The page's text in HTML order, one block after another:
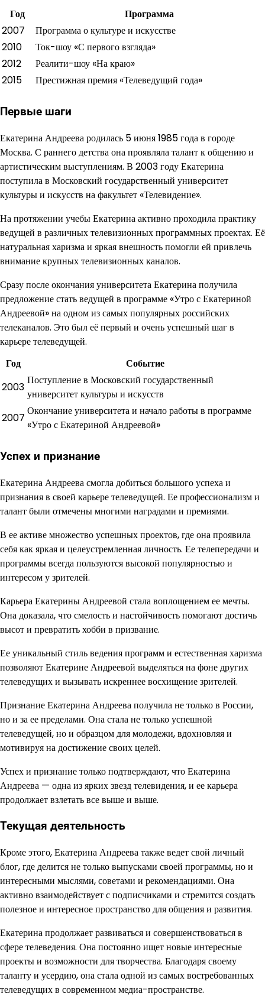
Год
Программа
2007
Программа о культуре и искусстве
2010
Ток-шоу «С первого взгляда»
2012
Реалити-шоу «На краю»
2015
Престижная премия «Телеведущий года»
Первые шаги
Екатерина Андреева родилась 5 июня 1985 года в городе
Москва. С раннего детства она проявляла талант к общению и
артистическим выступлениям. В 2003 году Екатерина
поступила в Московский государственный университет
культуры и искусств на факультет «Телевидение».
На протяжении учебы Екатерина активно проходила практику
ведущей в различных телевизионных программных проектах. Её
натуральная харизма и яркая внешность помогли ей привлечь
внимание крупных телевизионных каналов.
Сразу после окончания университета Екатерина получила
предложение стать ведущей в программе «Утро с Екатериной
Андреевой» на одном из самых популярных российских
телеканалов. Это был её первый и очень успешный шаг в
карьере телеведущей.
Год
Событие
2003
Поступление в Московский государственный
университет культуры и искусств
2007
Окончание университета и начало работы в программе
«Утро с Екатериной Андреевой»
Успех и признание
Екатерина Андреева смогла добиться большого успеха и
признания в своей карьере телеведущей. Ее профессионализм и
талант были отмечены многими наградами и премиями.
В ее активе множество успешных проектов, где она проявила
себя как яркая и целеустремленная личность. Ее телепередачи и
программы всегда пользуются высокой популярностью и
интересом у зрителей.
Карьера Екатерины Андреевой стала воплощением ее мечты.
Она доказала, что смелость и настойчивость помогают достичь
высот и превратить хобби в призвание.
Ее уникальный стиль ведения программ и естественная харизма
позволяют Екатерине Андреевой выделяться на фоне других
телеведущих и вызывать искреннее восхищение зрителей.
Признание Екатерина Андреева получила не только в России,
но и за ее пределами. Она стала не только успешной
телеведущей, но и образцом для молодежи, вдохновляя и
мотивируя на достижение своих целей.
Успех и признание только подтверждают, что Екатерина
Андреева — одна из ярких звезд телевидения, и ее карьера
продолжает взлетать все выше и выше.
Текущая деятельность
Кроме этого, Екатерина Андреева также ведет свой личный
блог, где делится не только выпусками своей программы, но и
интересными мыслями, советами и рекомендациями. Она
активно взаимодействует с подписчиками и стремится создать
полезное и интересное пространство для общения и развития.
Екатерина продолжает развиваться и совершенствоваться в
сфере телеведения. Она постоянно ищет новые интересные
проекты и возможности для творчества. Благодаря своему
таланту и усердию, она стала одной из самых востребованных
телеведущих в современном медиа-пространстве.